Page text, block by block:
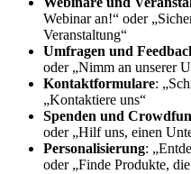
Webinar an!“ oder
Veranstaltung“
Umfragen und
oder „Nimm an unserer
Kontaktformulare:
„Kontaktiere uns“
Spenden und
oder „Hilf uns, einen
Personalisierung:
oder „Finde Produkte,